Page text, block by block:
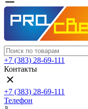
+7 (383) 28-69-111
Контакты
+7 (383) 28-69-111
Телефон